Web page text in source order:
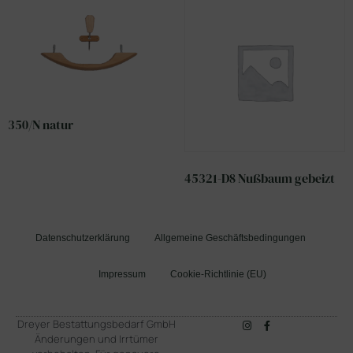
350/N natur
45321-D8 Nußbaum gebeizt
Datenschutzerklärung Allgemeine Geschäftsbedingungen
Impressum Cookie-Richtlinie (EU)
Dreyer Bestattungsbedarf GmbH
Änderungen und Irrtümer